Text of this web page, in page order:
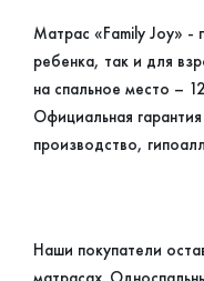
Матрас «Family Joy» -
ребенка, так и для
на спальное место –
Официальная
производство,
Наши покупатели